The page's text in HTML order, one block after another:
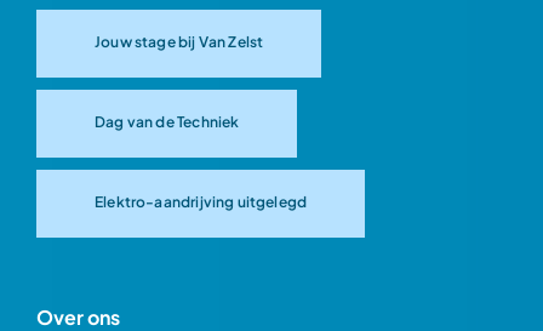
Jouw stage bij Van Zelst
Dag van de Techniek
Elektro-aandrijving uitgelegd
Over ons